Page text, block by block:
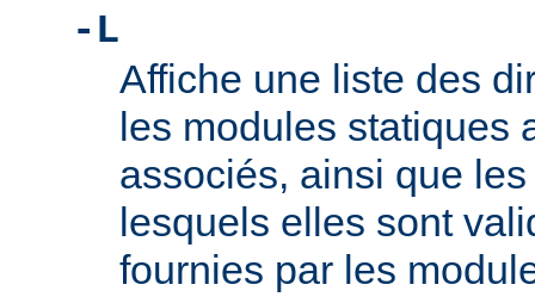
-L
Affiche une liste des
les modules statiques
associés, ainsi que
lesquels elles sont
fournies par les